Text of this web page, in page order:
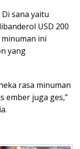
sana yaitu
USD 200
ini
yang
rasa minuman
ember juga ges,”